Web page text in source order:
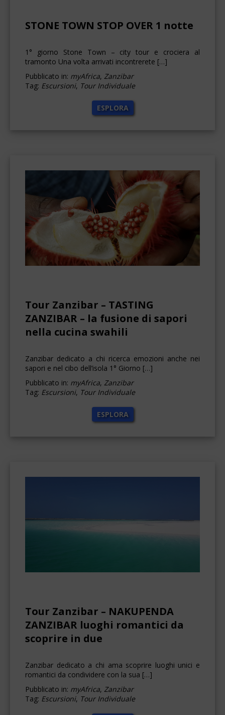
STONE TOWN STOP OVER 1 notte
1° giorno Stone Town – city tour e crociera al
tramonto Una volta arrivati incontrerete […]
Pubblicato in: myAfrica, Zanzibar
Tag: Escursioni, Tour Individuale
ESPLORA
Tour Zanzibar – TASTING
ZANZIBAR – la fusione di sapori
nella cucina swahili
Zanzibar dedicato a chi ricerca emozioni anche nei
sapori e nel cibo dell’isola 1° Giorno […]
Pubblicato in: myAfrica, Zanzibar
Tag: Escursioni, Tour Individuale
ESPLORA
Tour Zanzibar – NAKUPENDA
ZANZIBAR luoghi romantici da
scoprire in due
Zanzibar dedicato a chi ama scoprire luoghi unici e
romantici da condividere con la sua […]
Pubblicato in: myAfrica, Zanzibar
Tag: Escursioni, Tour Individuale